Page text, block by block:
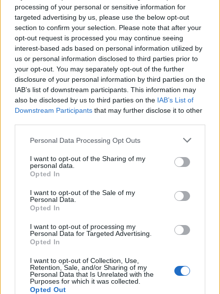
processing of your personal or sensitive information for
targeted advertising by us, please use the below opt-out
section to confirm your selection. Please note that after your
opt-out request is processed you may continue seeing
interest-based ads based on personal information utilized by
us or personal information disclosed to third parties prior to
your opt-out. You may separately opt-out of the further
disclosure of your personal information by third parties on the
IAB’s list of downstream participants. This information may
also be disclosed by us to third parties on the IAB’s List of
Downstream Participants that may further disclose it to other
Personal Data Processing Opt Outs
I want to opt-out of the Sharing of my
personal data.
Opted In
I want to opt-out of the Sale of my
Personal Data.
Opted In
I want to opt-out of processing my
Personal Data for Targeted Advertising.
Opted In
I want to opt-out of Collection, Use,
Retention, Sale, and/or Sharing of my
Personal Data that Is Unrelated with the
Purposes for which it was collected.
Opted Out
• Skutki traumy
• Diagnoza traumy i objawów pourazowych
INTERWENCJE KLINICZNE
• Podstawowe zagadnienia w terapii traumy
• Psychoedukacja
• Zmniejszanie cierpienia i trening regulacji afektu
• Przetwarzanie emocjonalne
związkach z innymi
• Leczenie ostrych następstw traumy
• Wstępny wywiad dotyczący traumy (
Initial Trauma
Review-3 - ITR-3)
• Protokół treningu oddechu opartego na uważności
Mindfulness-Based Breath Training- MBT)